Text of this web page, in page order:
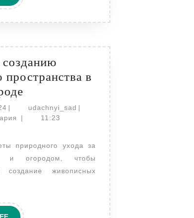
ДАЛЕЕ
пространства в
Советы
по
созданию
пространства
в
саду
1
августа
| udachnyi_sad udachnyi_sad
|
| 11:23
и огородом, чтобы
создание живописных
ЧИТАТЬ